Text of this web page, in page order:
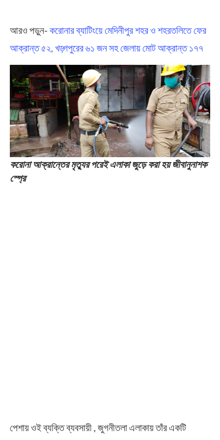
আরও পড়ুন- করোনার ব্যাটিংয়ে মেদিনীপুর শহর ও শহরতলিতে ফের
আক্রান্ত ৫২, খড়্গপুরের ৬১ জন সহ জেলায় মোট আক্রান্ত ১৭৭
করোনা আক্রান্তের মৃত্যুর পরেই এলাকা জুড়ে করা হয় জীবানুনাশক
স্প্রে
পেশায় ওই ব্যক্তি ব্যবসায়ী , জুগনীতলা এলাকায় তাঁর একটি